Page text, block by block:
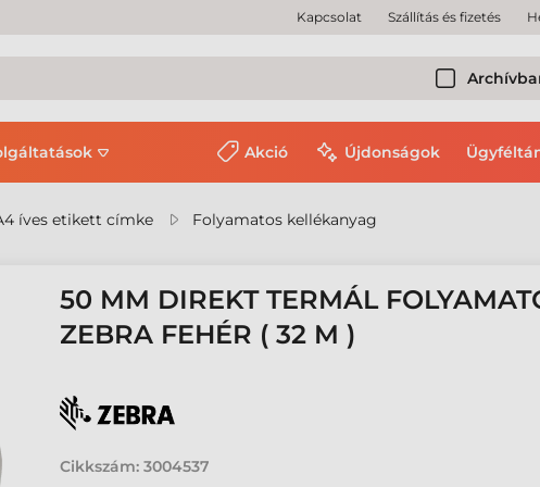
Kapcsolat Szállítás és fizetés
Akció Újdonságok
íves etikett címke Folyamatos kellékanyag
50 MM DIREKT TERMÁL
ZEBRA FEHÉR ( 32 M )
Cikkszám: 3004537